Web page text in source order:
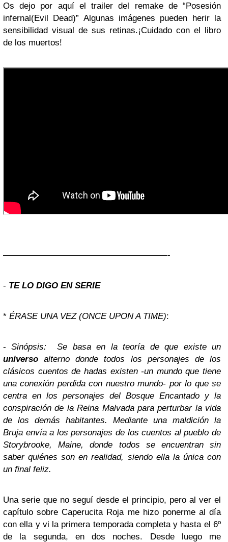
Os dejo por aquí el trailer del remake de “Posesión
infernal(Evil Dead)” Algunas imágenes pueden herir la
sensibilidad visual de sus retinas.¡Cuidado con el libro
de los muertos!
———————————————————-
- TE LO DIGO EN SERIE
* ÉRASE UNA VEZ (ONCE UPON A TIME):
-Sinópsis:Se basa en la teoría de que existe un
universo alterno donde todos los personajes de los
clásicos cuentos de hadas existen -un mundo que tiene
una conexión perdida con nuestro mundo- por lo que se
centra en los personajes del Bosque Encantado y la
conspiración de la Reina Malvada para perturbar la vida
de los demás habitantes. Mediante una maldición la
Bruja envía a los personajes de los cuentos al pueblo de
Storybrooke, Maine, donde todos se encuentran sin
saber quiénes son en realidad, siendo ella la única con
un final feliz.
Una serie que no seguí desde el principio, pero al ver el
capítulo sobre Caperucita Roja me hizo ponerme al día
con ella y vi la primera temporada completa y hasta el 6º
de la segunda, en dos noches. Desde luego me